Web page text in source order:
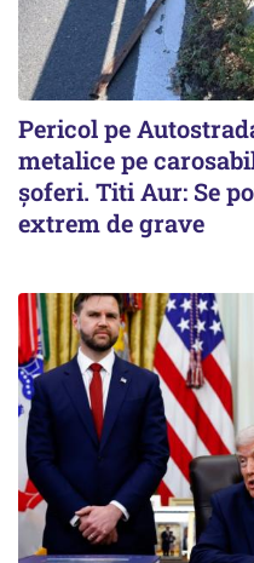
Pericol pe
metalice pe
șoferi. Titi Aur: Se
extrem de grave